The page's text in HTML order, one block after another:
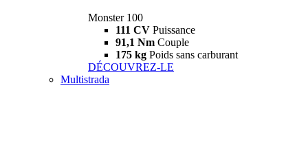
Monster 100
111 CV Puissance
91,1 Nm Couple
175 kg Poids sans carburant
DÉCOUVREZ-LE
Multistrada